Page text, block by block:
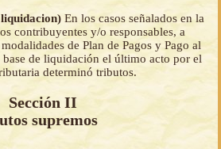
En los casos señalados en la
contribuyentes y/o responsables, a
de Plan de Pagos y Pago al
de liquidación el último acto por el
determinó tributos.
Sección II
supremos